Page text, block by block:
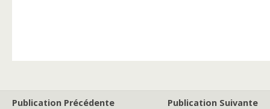
Publication Précédente
Publication Suivante